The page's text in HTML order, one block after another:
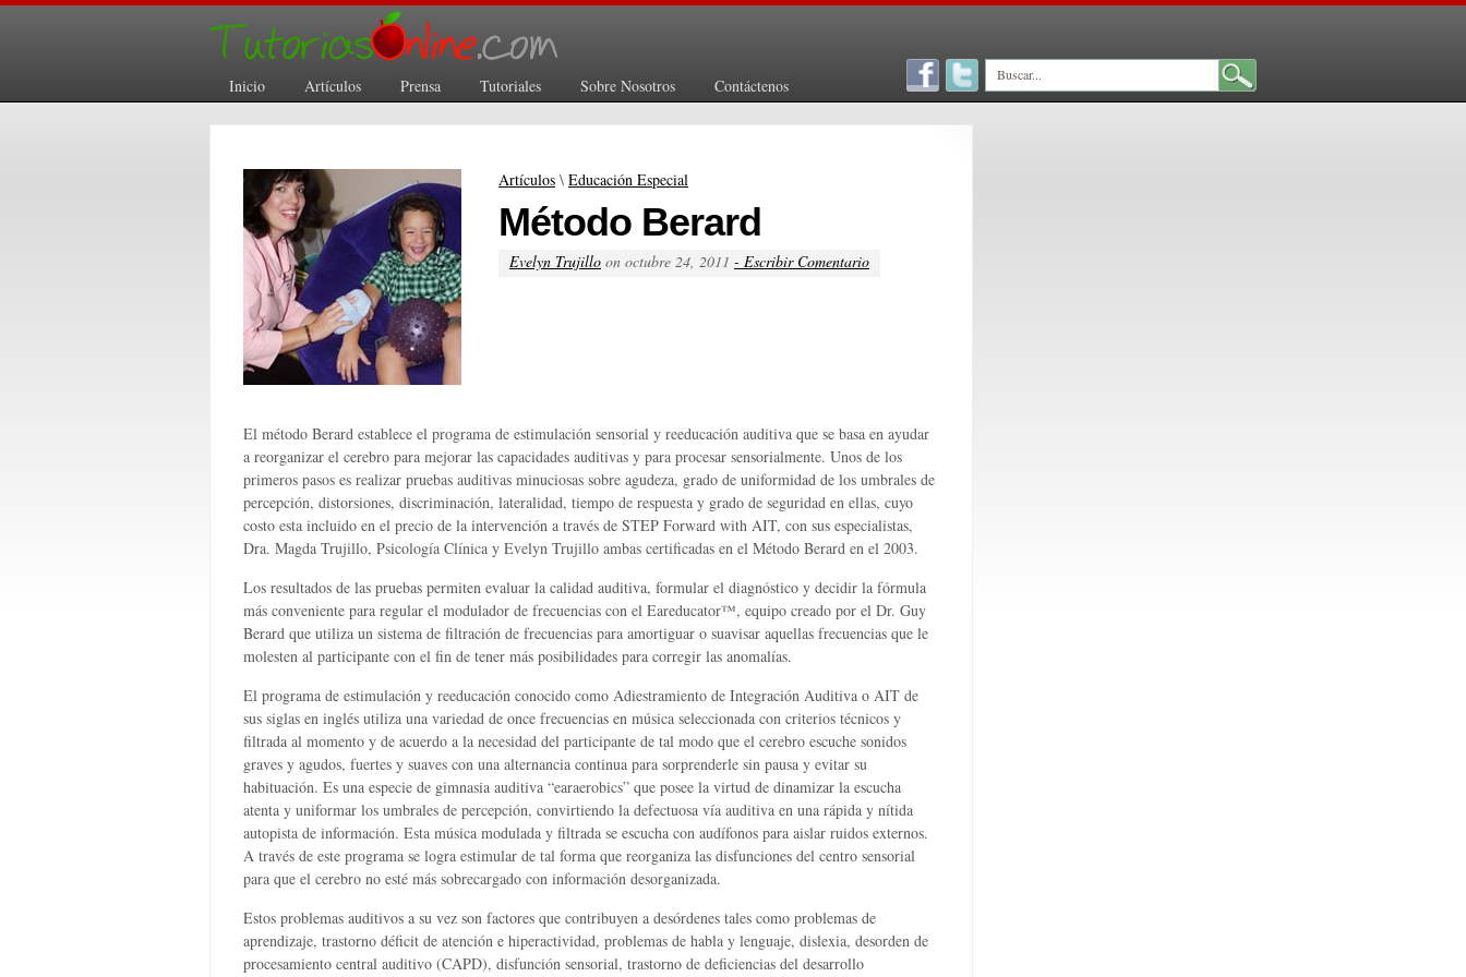
Inicio Artículos Prensa Tutoriales Sobre Nosotros Contáctenos
Artículos \ Educación Especial
Método Berard
Evelyn Trujillo on octubre 24, 2011 - Escribir Comentario
El método Berard establece el programa de estimulación sensorial y reeducación auditiva que se basa en ayudar
a reorganizar el cerebro para mejorar las capacidades auditivas y para procesar sensorialmente. Unos de los
primeros pasos es realizar pruebas auditivas minuciosas sobre agudeza, grado de uniformidad de los umbrales de
percepción, distorsiones, discriminación, lateralidad, tiempo de respuesta y grado de seguridad en ellas, cuyo
costo esta incluido en el precio de la intervención a través de STEP Forward with AIT, con sus especialistas,
Dra. Magda Trujillo, Psicología Clínica y Evelyn Trujillo ambas certificadas en el Método Berard en el 2003.
Los resultados de las pruebas permiten evaluar la calidad auditiva, formular el diagnóstico y decidir la fórmula
más conveniente para regular el modulador de frecuencias con el Eareducator™, equipo creado por el Dr. Guy
Berard que utiliza un sistema de filtración de frecuencias para amortiguar o suavisar aquellas frecuencias que le
molesten al participante con el fin de tener más posibilidades para corregir las anomalías.
El programa de estimulación y reeducación conocido como Adiestramiento de Integración Auditiva o AIT de
sus siglas en inglés utiliza una variedad de once frecuencias en música seleccionada con criterios técnicos y
filtrada al momento y de acuerdo a la necesidad del participante de tal modo que el cerebro escuche sonidos
graves y agudos, fuertes y suaves con una alternancia continua para sorprenderle sin pausa y evitar su
habituación. Es una especie de gimnasia auditiva “earaerobics” que posee la virtud de dinamizar la escucha
atenta y uniformar los umbrales de percepción, convirtiendo la defectuosa vía auditiva en una rápida y nítida
autopista de información. Esta música modulada y filtrada se escucha con audífonos para aislar ruidos externos.
A través de este programa se logra estimular de tal forma que reorganiza las disfunciones del centro sensorial
para que el cerebro no esté más sobrecargado con información desorganizada.
Estos problemas auditivos a su vez son factores que contribuyen a desórdenes tales como problemas de
aprendizaje, trastorno déficit de atención e hiperactividad, problemas de habla y lenguaje, dislexia, desorden de
procesamiento central auditivo (CAPD), disfunción sensorial, trastorno de deficiencias del desarrollo